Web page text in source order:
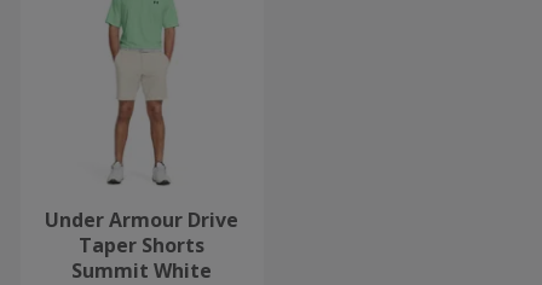
Under Armour Drive
Taper Shorts
Summit White